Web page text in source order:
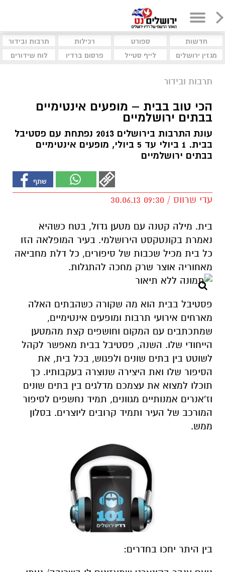
חדשות ספורט רכילות
תרבות ובידור
מגזין ירושלים
לייף סטייל פרסום ברדיו לוח שידורים
תרבות ובידור
הכי טוב בבית – מופעים אינטימיים
בבתים ירושלמיים
עונת התרבות בירושלים 2013 נפתחת עם פסטיבל
בבית. 1 ביולי עד 5 ביולי, מופעים אינטימיים
בבתים ירושלמיים
עדי שרווס / 09:30 30.06.13
בית. מילה קטנה עם מטען גדול, בטח כשהיא
נאמרת בקונטקסט הירושלמי. בעיר המופלאה הזו
כל בית מכיל שכבות של סיפורים, כל דלת מחביאה
מאחוריה אוצר שרק מחכה להתגלות.
פסטיבל בבית הוא מה שקורה כשהבתים האלה
מארחים אירועי תרבות ומופעים אינטימיים,
שמתכתבים עם המקום וחושפים קצת מהמטען
הייחודי שלו. השנה, פסטיבל בבית מאפשר לקהל
לשוטט בין בתים שונים ולפגוש, בכל בית, את
הסיפור שלו ואת היצירה שנוצרה בעקבותיו. כך
תוכלו למצוא את עצמכם מדלגים בין בתים שונים
וז'אנרים אמנותיים מגוונים, תמיד נחשפים לסיפור
המורכב של העיר ותמיד קרובים ליוצרים. בסלון
ממש.
בין היתר יחכו בחדרים: